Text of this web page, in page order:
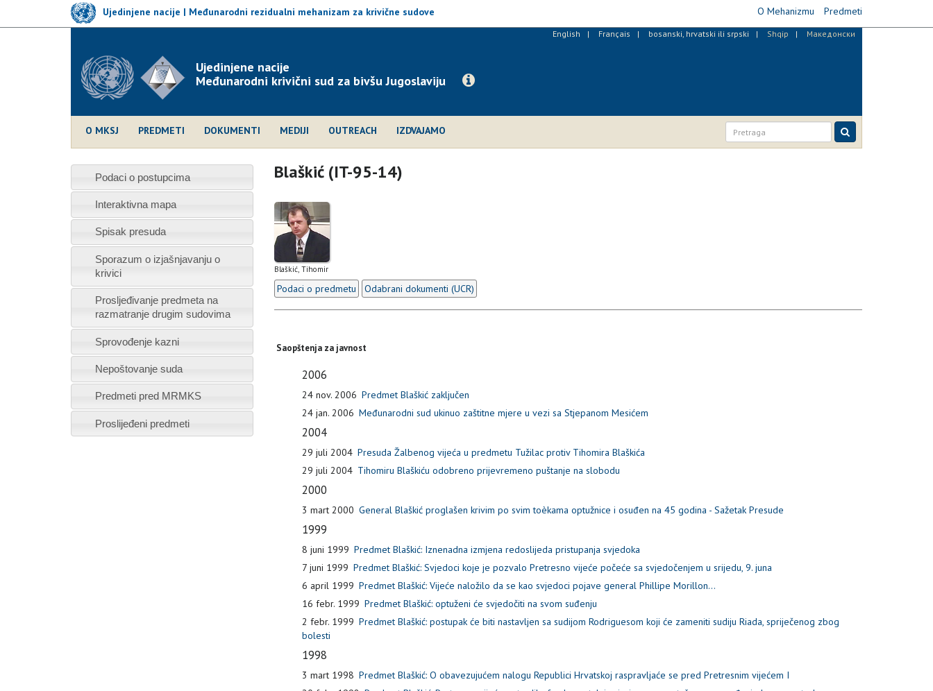
Ujedinjene nacije | Međunarodni rezidualni mehanizam za krivične sudove O Mehanizmu Predmeti
English Français bosanski, hrvatski ili srpski Shqip Македонски
Ujedinjene nacije
Međunarodni krivični sud za bivšu Jugoslaviju
O MKSJ PREDMETI DOKUMENTI MEDIJI OUTREACH IZDVAJAMO
Blaškić (IT-95-14)
Blaškić, Tihomir
Podaci o predmetu Odabrani dokumenti (UCR)
Saopštenja za javnost
2006
24 nov. 2006 Predmet Blaškić zaključen
24 jan. 2006 Međunarodni sud ukinuo zaštitne mjere u vezi sa Stjepanom Mesićem
2004
29 juli 2004 Presuda Žalbenog vijeća u predmetu Tužilac protiv Tihomira Blaškića
29 juli 2004 Tihomiru Blaškiću odobreno prijevremeno puštanje na slobodu
2000
3 mart 2000 General Blaškić proglašen krivim po svim toèkama optužnice i osuđen na 45 godina - Sažetak Presude
1999
8 juni 1999 Predmet Blaškić: Iznenadna izmjena redoslijeda pristupanja svjedoka
7 juni 1999 Predmet Blaškić: Svjedoci koje je pozvalo Pretresno vijeće počeće sa svjedočenjem u srijedu, 9. juna
6 april 1999 Predmet Blaškić: Vijeće naložilo da se kao svjedoci pojave general Phillipe Morillon...
16 febr. 1999 Predmet Blaškić: optuženi će svjedočiti na svom suđenju
2 febr. 1999 Predmet Blaškić: postupak će biti nastavljen sa sudijom Rodriguesom koji će zameniti sudiju Riada, spriječenog zbog
bolesti
1998
3 mart 1998 Predmet Blaškić: O obavezujućem nalogu Republici Hrvatskoj raspravljaće se pred Pretresnim vijećem I
Podaci o postupcima
Interaktivna mapa
Spisak presuda
Sporazum o izjašnjavanju o
krivici
Prosljeđivanje predmeta na
razmatranje drugim sudovima
Sprovođenje kazni
Nepoštovanje suda
Predmeti pred MRMKS
Proslijeđeni predmeti